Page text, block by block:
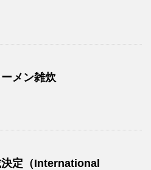
メン雑炊
定（International